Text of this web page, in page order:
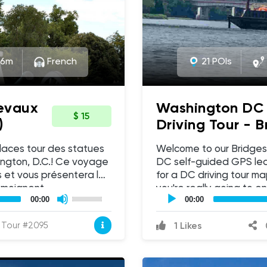
French
$ 15
tour des statues
D.C.! Ce voyage
vous présentera les
capitale de notre
la beauté et la
également le
00:00
Up/Down
Arrow
increase
volume.
Tour #2095
21 POIs
Washington
Driving Tour -
Arlington County
Welcome to our
DC self-guided GPS led audio
for a DC driving tour
you're really going to enjoy this tour.
take care of the
along the route
phone (with GPS / location
UCPlaces
Audio
00:00
1 Likes